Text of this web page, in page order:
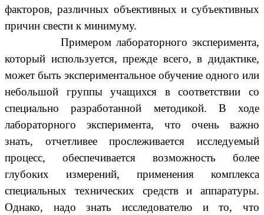
факторов, различных объективных и субъективных
причин свести к минимуму.
Примером лабораторного эксперимента,
который используется, прежде всего, в дидактике,
может быть экспериментальное обучение одного или
небольшой группы учащихся в соответствии со
специально разработанной методикой. В ходе
лабораторного эксперимента, что очень важно
знать, отчетливее прослеживается исследуемый
процесс, обеспечивается возможность более
глубоких измерений, применения комплекса
специальных технических средств и аппаратуры.
Однако, надо знать исследователю и то, что